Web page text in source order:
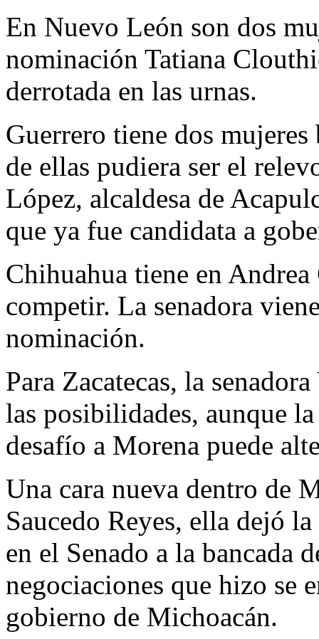
En Nuevo León son dos
nominación Tatiana
derrotada en las urnas.
Guerrero tiene dos
de ellas pudiera ser el
López, alcaldesa de
que ya fue candidata a
Chihuahua tiene en
competir. La senadora
nominación.
Para Zacatecas, la
las posibilidades, aunque
desafío a Morena puede
Una cara nueva dentro de
Saucedo Reyes, ella dejó
en el Senado a la bancada
negociaciones que hizo se
gobierno de Michoacán.